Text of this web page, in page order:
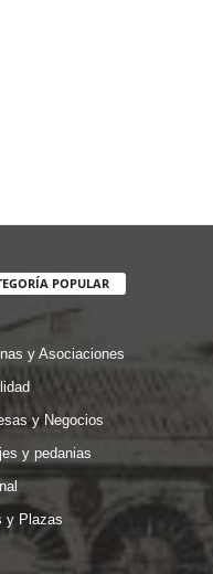
POPULAR
y Asociaciones
y Negocios
y pedanias
y Plazas